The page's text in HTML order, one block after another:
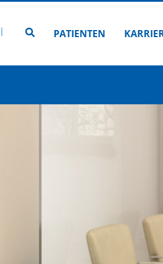
Zur Seitensuche
PATIENTEN